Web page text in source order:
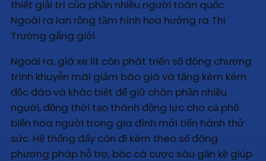
thiết giải trí của phần nhiều người toàn quốc
Ngoài ra lan rộng tầm hình họa hưởng ra Thị
Trường gắng giới.
Ngoài ra, giá xe lit còn phát triển số đông chương
trình khuyễn mãi giảm báo giá và tặng kèm kèm
độc đáo và khác biệt để giữ chân phần nhiều
người, đồng thời tạo thành động lực cho cả phổ
biến hóa người trong gia đình mới tiến hành thử
sức. Hệ thống đấy còn đi kèm theo số đông
phương pháp hỗ trợ, bóc cá cược sâu gần kề giúp